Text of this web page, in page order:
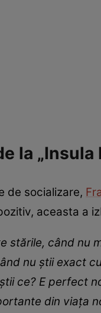
la
de socializare,
aceasta a
stările, când nu
nu știi exact
ce? E perfect
din viața